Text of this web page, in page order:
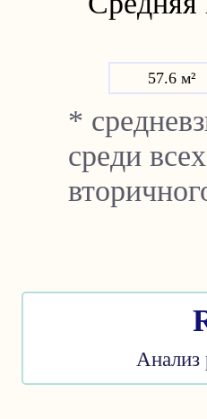
57.6 м²
*
среди
Анализ